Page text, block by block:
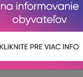
byty